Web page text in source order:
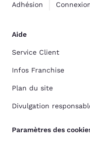
Adhésion
Aide
Service Client
Infos Franchise
Plan du site
Divulgation
Paramètres des